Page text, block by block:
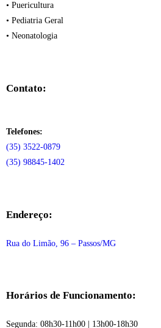
• Puericultura
• Pediatria Geral
• Neonatologia
Contato:
Telefones:
(35) 3522-0879
(35) 98845-1402
Endereço:
Rua do Limão, 96 – Passos/MG
Horários de Funcionamento:
Segunda: 08h30-11h00 | 13h00-18h30